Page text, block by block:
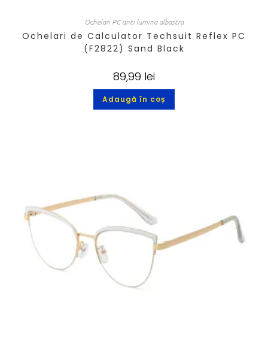
Ochelari PC anti lumina albastra
Ochelari de Calculator Techsuit Reflex PC
(F2822) Sand Black
89,99 lei
Adaugă în coș